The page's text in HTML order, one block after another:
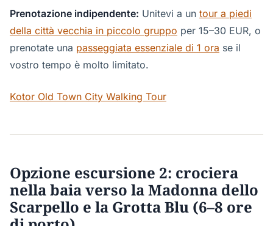
Prenotazione indipendente: Unitevi a un tour a piedi
della città vecchia in piccolo gruppo per 15–30 EUR, o
prenotate una passeggiata essenziale di 1 ora se il
vostro tempo è molto limitato.
Kotor Old Town City Walking Tour
Opzione escursione 2: crociera
nella baia verso la Madonna dello
Scarpello e la Grotta Blu (6–8 ore